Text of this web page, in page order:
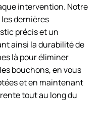
intervention. Notre
dernières
précis et un
ainsi la durabilité de
là pour éliminer
bouchons, en vous
et en maintenant
tout au long du